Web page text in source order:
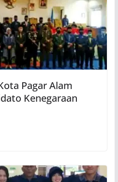
Pagar Alam
Kenegaraan